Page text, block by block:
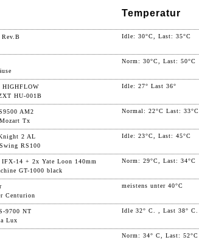
Temperatur
Idle: 30°C, Last: 35°C
Norm: 30°C, Last: 50°C
HIGHFLOW
HU-001B
Idle: 27° Last 36°
AM2
Tx
Normal: 22°C Last: 33°C
2 AL
RS100
Idle: 23°C, Last: 45°C
14 + 2x Yate Loon 140mm
GT-1000 black
Norm: 29°C, Last: 34°C
Centurion
meistens unter 40°C
9700 NT
Lux
Idle 32° C. , Last 38° C.
Norm: 34° C, Last: 52°C